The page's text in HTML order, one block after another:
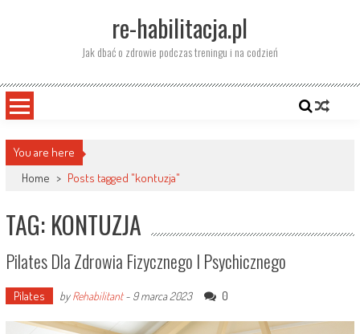
re-habilitacja.pl
Jak dbać o zdrowie podczas treningu i na codzień
You are here
Home > Posts tagged "kontuzja"
TAG: KONTUZJA
Pilates Dla Zdrowia Fizycznego I Psychicznego
Pilates byRehabilitant- 9 marca 2023 0